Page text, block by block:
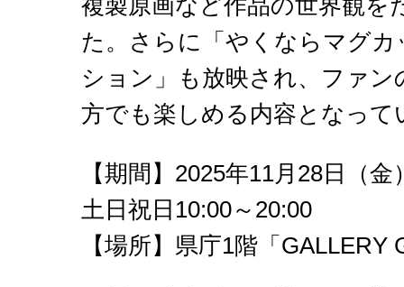
複製原画など作品の世界観
た。さらに「やくならマグカ
ション」も放映され、ファ
方でも楽しめる内容となって
【期間】2025年11月28日（
土日祝日10:00～20:00
【場所】県庁1階「